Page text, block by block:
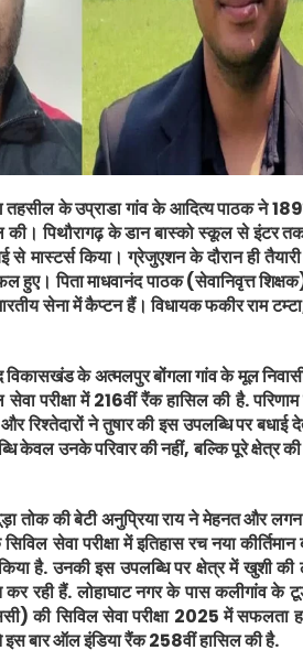
तहसील के उप्राडा गांव के आदित्य पाठक ने
पिथौरागढ़ के डान बास्को स्कूल से इंटर तक
से मास्टर्स किया। ग्रेजुएशन के दौरान ही
हुए। पिता माधवानंद पाठक (सेवानिवृत्त
सेना में कैप्टन हैं। विधायक फकीर राम
विकासखंड के अत्मलपुर बोंगला गांव के मूल
सेवा परीक्षा में 216वीं रैंक हासिल की है.
रिश्तेदारों ने तुषार की इस उपलब्धि पर
केवल उनके परिवार की नहीं, बल्कि पूरे क्षेत्र
तोक की बेटी अनुप्रिया राय ने मेहनत और लगन
सेवा परीक्षा में इतिहास रच नया कीर्तिमान
है. उनकी इस उपलब्धि पर क्षेत्र में खुशी की
कर रही हैं. लोहाघाट नगर के पास कलीगांव के
की सिविल सेवा परीक्षा 2025 में सफलता
इस बार ऑल इंडिया रैंक 258वीं हासिल की है.